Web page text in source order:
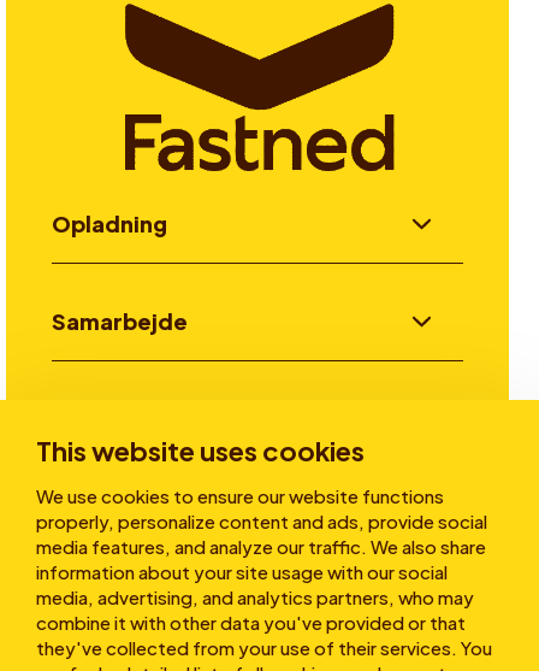
This website uses cookies
We use cookies to ensure our website functions
properly, personalize content and ads, provide social
media features, and analyze our traffic. We also share
information about your site usage with our social
media, advertising, and analytics partners, who may
combine it with other data you've provided or that
they've collected from your use of their services. You
Opladning
Samarbejde
Historier
Om os